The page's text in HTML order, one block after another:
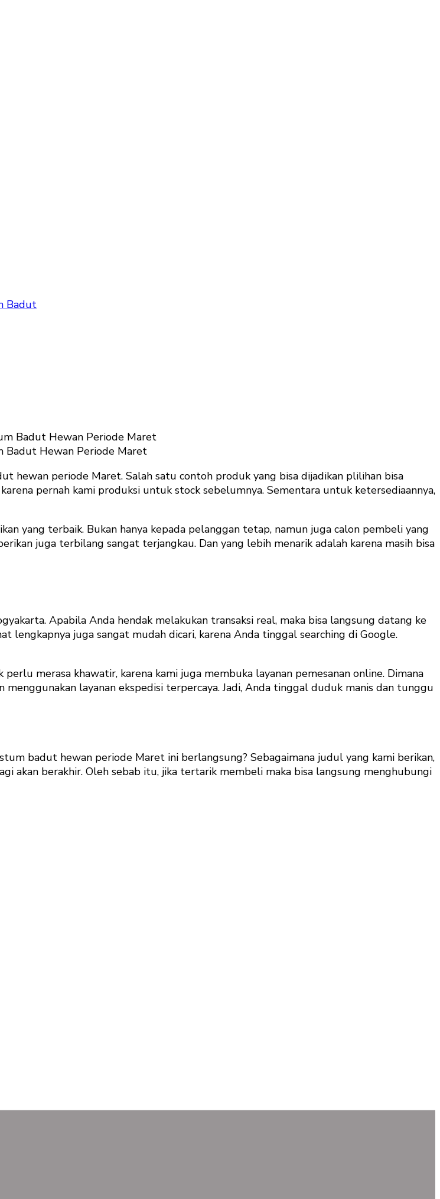
Badut
Badut Hewan Periode Maret
hewan periode Maret. Salah satu contoh produk yang bisa dijadikan plilihan bisa
pernah kami produksi untuk stock sebelumnya. Sementara untuk ketersediaannya,
yang terbaik. Bukan hanya kepada pelanggan tetap, namun juga calon pembeli yang
juga terbilang sangat terjangkau. Dan yang lebih menarik adalah karena masih bisa
Apabila Anda hendak melakukan transaksi real, maka bisa langsung datang ke
lengkapnya juga sangat mudah dicari, karena Anda tinggal searching di Google.
merasa khawatir, karena kami juga membuka layanan pemesanan online. Dimana
layanan ekspedisi terpercaya. Jadi, Anda tinggal duduk manis dan tunggu
badut hewan periode Maret ini berlangsung? Sebagaimana judul yang kami berikan,
akan berakhir. Oleh sebab itu, jika tertarik membeli maka bisa langsung menghubungi